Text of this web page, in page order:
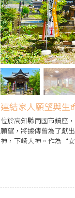
連結家人願望與生
位於高知縣南國市鎮座
願望，將據傳曾為了獻
神，下崎大神。作為“